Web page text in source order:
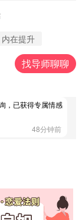
内在提升
找导师聊聊
已获得专属情感方
已获得专属情感方
，已获得专属情感
48分钟前
22分钟前